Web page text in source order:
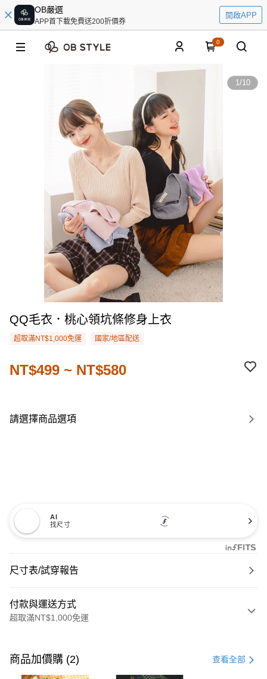
OB嚴選
APP首下載免費送200折價券
開啟APP
0
1/10
QQ毛衣．桃心領坑條修身上衣
超取滿NT$1,000免運 國家/地區配送
NT$499 ~ NT$580
請選擇商品選項
AI
找尺寸
尺寸表/試穿報告
付款與運送方式
超取滿NT$1,000免運
信用卡一次付款
商品加價購 (2) 查看全部